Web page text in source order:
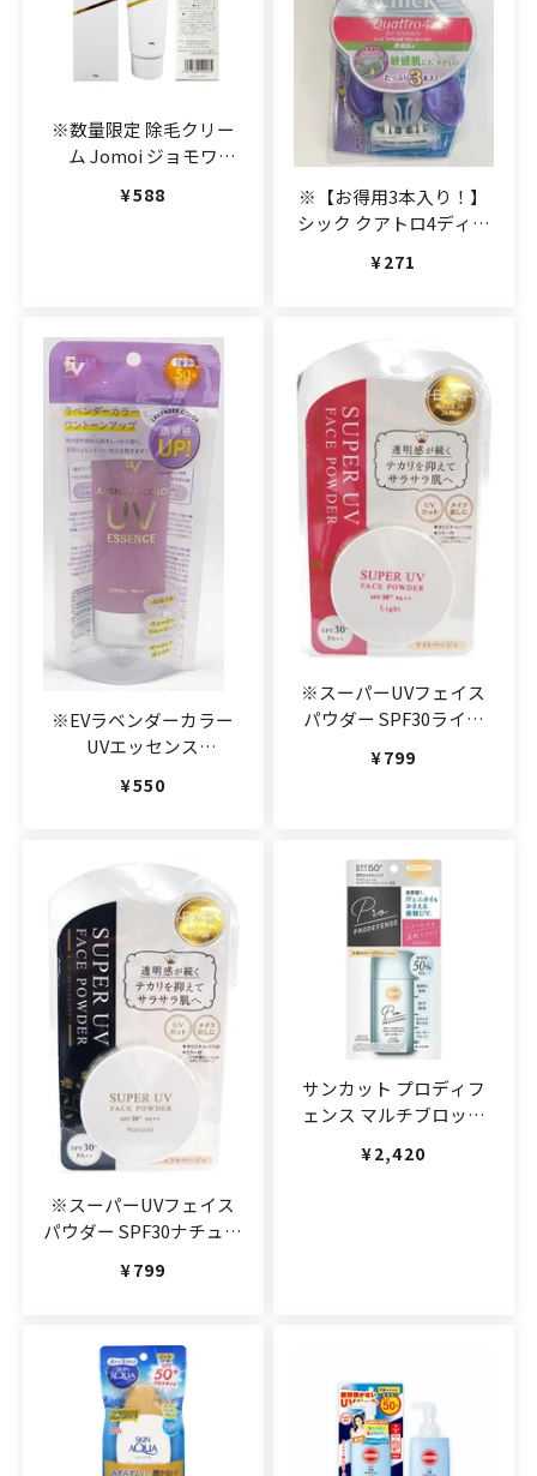
※数量限定 除毛クリー
ム Jomoi ジョモワ
通常価格
¥588
※【お得用3本入り！】
シック クアトロ4ディス
肌用 2本入
通常価格
¥271
※EVラベンダーカラー
UVエッセンス
通常価格
¥550
※スーパーUVフェイス
パウダー SPF30ライト
通常価格
¥799
※スーパーUVフェイス
パウダー SPF30ナチュラ
通常価格
¥799
サンカット プロディフ
ェンス マルチブロック
60ml(JAN:4971710397772)
通常価格
¥2,420